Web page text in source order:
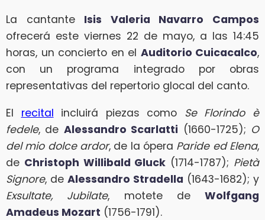
La cantante Isis Valeria Navarro Campos
ofrecerá este viernes 22 de mayo, a las 14:45
horas, un concierto en el Auditorio Cuicacalco,
con un programa integrado por obras
representativas del repertorio glocal del canto.
El recital incluirá piezas como Se Florindo è
fedele, de Alessandro Scarlatti (1660-1725); O
del mio dolce ardor, de la ópera Paride ed Elena,
de Christoph Willibald Gluck (1714-1787); Pietà
Signore, de Alessandro Stradella (1643-1682); y
Exsultate, Jubilate, motete de Wolfgang
Amadeus Mozart (1756-1791).